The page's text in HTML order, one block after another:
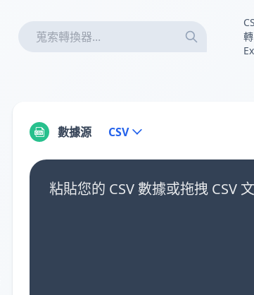
轉
數據源 CSV
粘貼您的 CSV 數據或拖拽 CSV